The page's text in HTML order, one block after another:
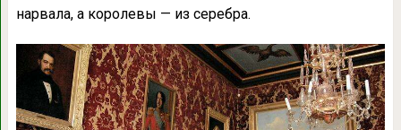
нарвала, а королевы — из серебра.